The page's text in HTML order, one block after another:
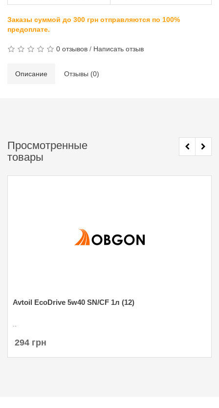
Заказы суммой до 300 грн отправляются по 100%
предоплате.
0 отзывов / Написать отзыв
Описание Отзывы (0)
Просмотренные
товары
Avtoil EcoDrive 5w40 SN/CF 1л (12)
294 грн